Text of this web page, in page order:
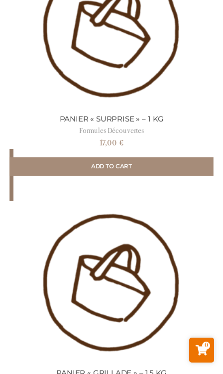
PANIER « SURPRISE » – 1 KG
Formules Découvertes
17,00 €
ADD TO CART
0